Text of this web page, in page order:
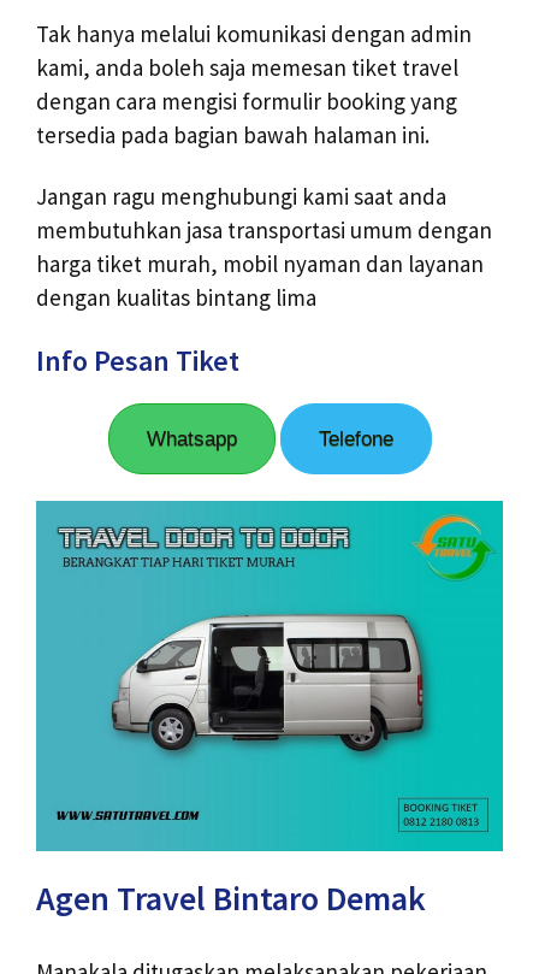
Tak hanya melalui komunikasi dengan admin
kami, anda boleh saja memesan tiket travel
dengan cara mengisi formulir booking yang
tersedia pada bagian bawah halaman ini.
Jangan ragu menghubungi kami saat anda
membutuhkan jasa transportasi umum dengan
harga tiket murah, mobil nyaman dan layanan
dengan kualitas bintang lima
Info Pesan Tiket
Whatsapp Telefone
Agen Travel Bintaro Demak